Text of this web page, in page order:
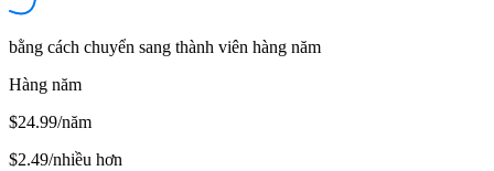
bằng cách chuyển sang thành viên hàng năm
Hàng năm
$24.99/năm
$2.49/nhiều hơn